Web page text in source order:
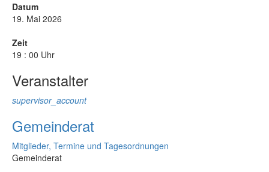
Datum
19. Mai 2026
Zeit
19 : 00 Uhr
Veranstalter
supervisor_account
Gemeinderat
Mitglieder, Termine und Tagesordnungen
Gemeinderat